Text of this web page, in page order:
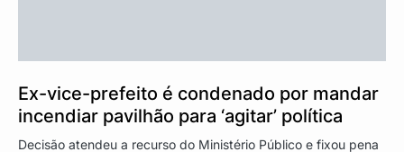
Ex-vice-prefeito é condenado por mandar
incendiar pavilhão para ‘agitar’ política
Decisão atendeu a recurso do Ministério Público e fixou pena